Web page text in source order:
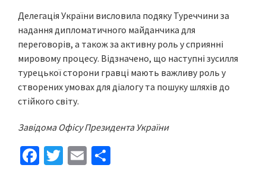
Делегація України висловила подяку Туреччини за
надання дипломатичного майданчика для
переговорів, а також за активну роль у сприянні
мировому процесу. Відзначено, що наступні зусилля
турецької сторони гравці мають важливу роль у
створених умовах для діалогу та пошуку шляхів до
стійкого світу.
Завідома Офісу Президента України
Fa T
E